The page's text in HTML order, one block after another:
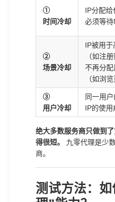
①
时间冷却
IP分配给
必须等
②
场景冷却
IP被用
（如注
不再分
（如浏览
③
用户冷却
同一用户
IP的使
绝大多数服务商只做到
得很短。
九零代理是少
商。
测试方法：